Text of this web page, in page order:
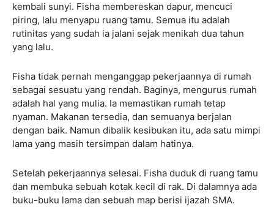
kembali sunyi. Fisha membereskan dapur, mencuci
piring, lalu menyapu ruang tamu. Semua itu adalah
rutinitas yang sudah ia jalani sejak menikah dua tahun
yang lalu.
Fisha tidak pernah menganggap pekerjaannya di rumah
sebagai sesuatu yang rendah. Baginya, mengurus rumah
adalah hal yang mulia. Ia memastikan rumah tetap
nyaman. Makanan tersedia, dan semuanya berjalan
dengan baik. Namun dibalik kesibukan itu, ada satu mimpi
lama yang masih tersimpan dalam hatinya.
Setelah pekerjaannya selesai. Fisha duduk di ruang tamu
dan membuka sebuah kotak kecil di rak. Di dalamnya ada
buku-buku lama dan sebuah map berisi ijazah SMA.